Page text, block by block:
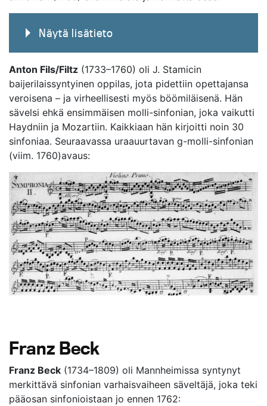
Näytä lisätieto
Anton Fils/Filtz (1733–1760) oli J. Stamicin
baijerilaissyntyinen oppilas, jota pidettiin opettajansa
veroisena – ja virheellisesti myös böömiläisenä. Hän
sävelsi ehkä ensimmäisen molli-sinfonian, joka vaikutti
Haydniin ja Mozartiin. Kaikkiaan hän kirjoitti noin 30
sinfoniaa. Seuraavassa uraauurtavan g-molli-sinfonian
(viim. 1760)avaus:
Franz Beck
Franz Beck (1734–1809) oli Mannheimissa syntynyt
merkittävä sinfonian varhaisvaiheen säveltäjä, joka teki
pääosan sinfonioistaan jo ennen 1762: